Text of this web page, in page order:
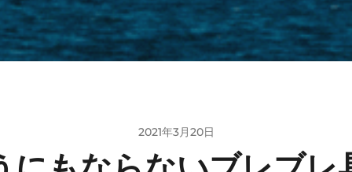
2021年3月20日